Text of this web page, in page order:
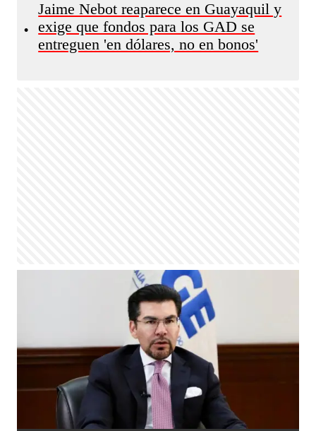
•
Jaime Nebot reaparece en Guayaquil y
exige que fondos para los GAD se
entreguen 'en dólares, no en bonos'